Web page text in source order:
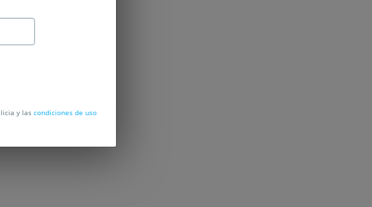
y las condiciones de uso